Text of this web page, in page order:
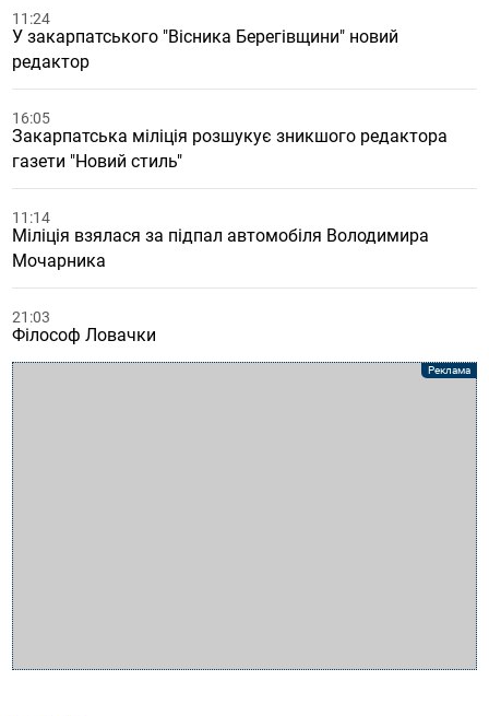
11:24
У закарпатського "Вісника Берегівщини" новий
редактор
16:05
Закарпатська міліція розшукує зникшого редактора
газети "Новий стиль"
11:14
Міліція взялася за підпал автомобіля Володимира
Мочарника
21:03
Філософ Ловачки